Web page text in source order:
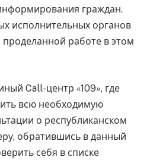
граждан.
исполнительных органов
работе в этом
Call-центр «109», где
всю необходимую
о республиканском
обратившись в данный
себя в списке